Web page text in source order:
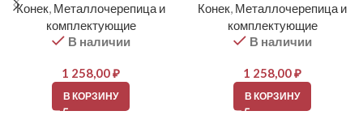
Конек, Металлочерепица и
комплектующие
В наличии
1 258,00₽
В КОРЗИНУ
Конек, Металлочерепица и
комплектующие
В наличии
1 258,00₽
В КОРЗИНУ